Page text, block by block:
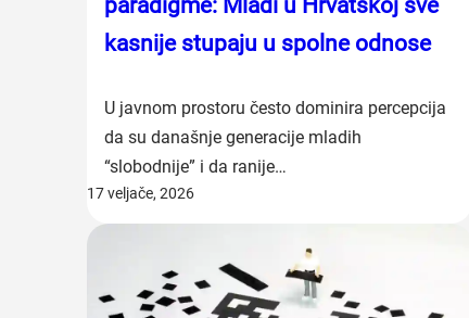
paradigme: Mladi u Hrvatskoj sve
kasnije stupaju u spolne odnose
U javnom prostoru često dominira percepcija
da su današnje generacije mladih
“slobodnije” i da ranije…
17 veljače, 2026